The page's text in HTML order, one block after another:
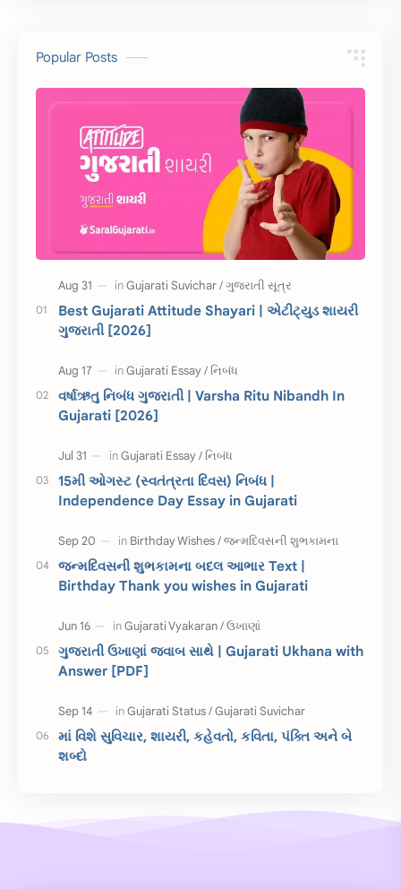
10 વાક્યો
સુવિચાર Gujarati Vyakaran
આરતી
અહેવાલ લેખન શુભેચ્છા સંદેશ
ગુજરાતી શબ્દો
ધોરણ 5 માહિતી
ગુજરાતી સૂત્ર
ચાલીસા
દિવાળી સમાનાર્થી શબ્દો
સ્પીચ ગુજરાતી
રક્ષાબંધન 26 જાન્યુઆરી
જાણવા જેવું ધોરણ 8
શિક્ષક દિવસ ઉત્તરાયણ
કહેવતો Birthday Wishes
Gujarati Slogans Gujarati Speech
ગુજરાતી વ્યાકરણ
જ્ઞાન સાધના પરીક્ષા Lekhan
Merit List
દિન વિશેષ
Popular Posts
Best Gujarati Attitude Shayari | એટીટ્યુડ શાયરી
ગુજરાતી [2026]
વર્ષાઋતુ નિબંધ ગુજરાતી | Varsha Ritu Nibandh In
Gujarati [2026]
15મી ઓગસ્ટ (સ્વતંત્રતા દિવસ) નિબંધ |
Independence Day Essay in Gujarati
જન્મદિવસની શુભકામના બદલ આભાર Text |
Birthday Thank you wishes in Gujarati
ગુજરાતી ઉખાણાં જવાબ સાથે | Gujarati Ukhana with
Answer [PDF]
માં વિશે સુવિચાર, શાયરી, કહેવતો, કવિતા, પંક્તિ અને બે
શબ્દો